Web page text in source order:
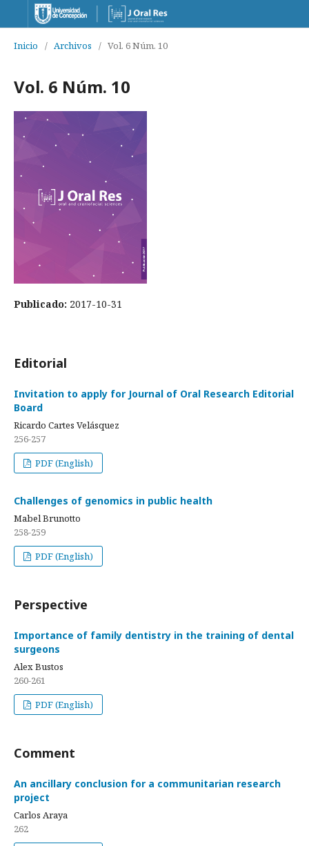
Inicio / Archivos / Vol. 6 Núm. 10
Vol. 6 Núm. 10
Publicado: 2017-10-31
Editorial
Invitation to apply for Journal of Oral Research Editorial
Board
Ricardo Cartes Velásquez
256-257
PDF (English)
Challenges of genomics in public health
Mabel Brunotto
258-259
PDF (English)
Perspective
Importance of family dentistry in the training of dental
surgeons
Alex Bustos
260-261
PDF (English)
Comment
An ancillary conclusion for a communitarian research
project
Carlos Araya
262